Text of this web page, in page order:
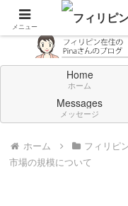
Don't think
Home
ホーム
Messages
メッセージ
ホーム フィリピ
市場の規模について
メニュー